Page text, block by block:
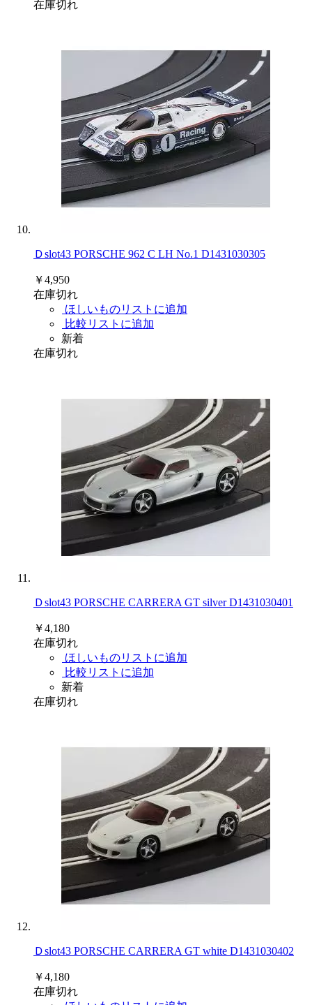
在庫切れ
Ｄslot43 PORSCHE 962 C LH No.1 D1431030305
￥4,950
在庫切れ
ほしいものリストに追加
比較リストに追加
新着
在庫切れ
Ｄslot43 PORSCHE CARRERA GT silver D1431030401
￥4,180
在庫切れ
ほしいものリストに追加
比較リストに追加
新着
在庫切れ
Ｄslot43 PORSCHE CARRERA GT white D1431030402
￥4,180
在庫切れ